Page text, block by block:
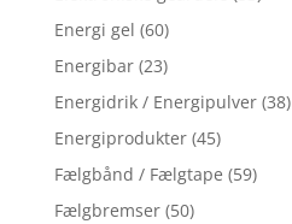
Energi gel (60)
Energibar (23)
Energidrik / Energipulver (38)
Energiprodukter (45)
Fælgbånd / Fælgtape (59)
Fælgbremser (50)